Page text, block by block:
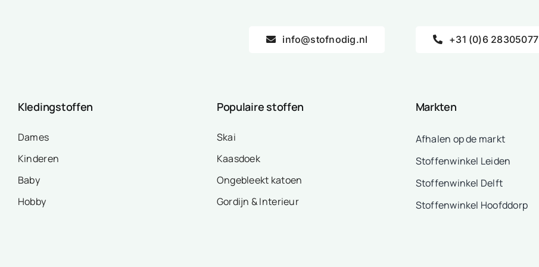
info@stofnodig.nl +31 (0)6 28305077
Kledingstoffen
Dames
Kinderen
Baby
Hobby
Populaire stoffen
Skai
Kaasdoek
Ongebleekt katoen
Gordijn & Interieur
Markten
Afhalen op de markt
Stoffenwinkel Leiden
Stoffenwinkel Delft
Stoffenwinkel Hoofddorp